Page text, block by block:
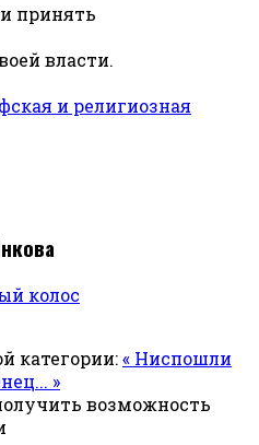
принять
власти.
и религиозная
колос
категории:« Ниспошли
»
возможность